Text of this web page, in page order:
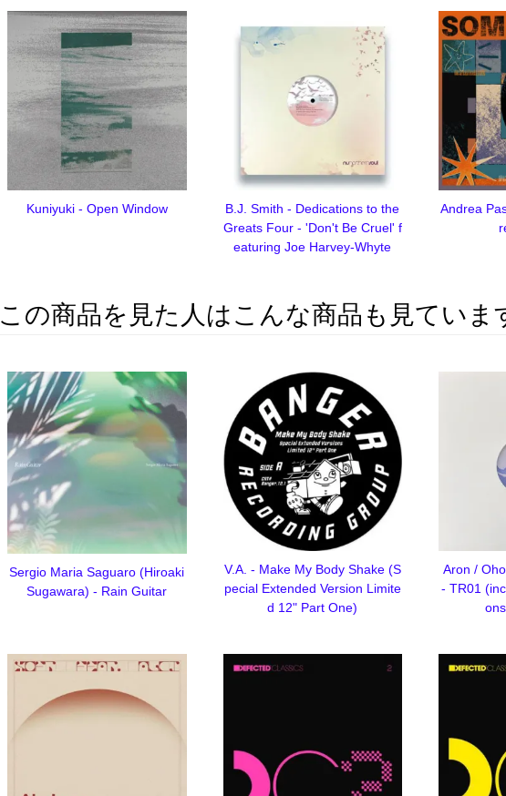
Kuniyuki - Open Window
B.J. Smith - Dedications to the
Greats Four - 'Don't Be Cruel' f
eaturing Joe Harvey-Whyte
Andrea
この商品を見た人はこんな商品も見ていま
Sergio Maria Saguaro (Hiroaki
Sugawara) - Rain Guitar
V.A. - Make My Body Shake (S
pecial Extended Version Limite
d 12" Part One)
Aron /
- TR01